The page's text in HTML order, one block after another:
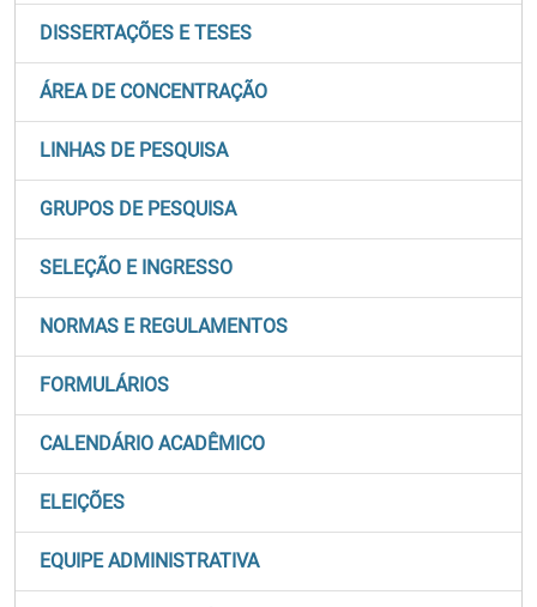
DISSERTAÇÕES E TESES
ÁREA DE CONCENTRAÇÃO
LINHAS DE PESQUISA
GRUPOS DE PESQUISA
SELEÇÃO E INGRESSO
NORMAS E REGULAMENTOS
FORMULÁRIOS
CALENDÁRIO ACADÊMICO
ELEIÇÕES
EQUIPE ADMINISTRATIVA